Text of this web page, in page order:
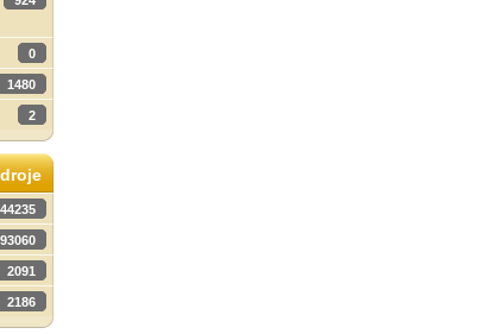
0
1480
2
44235
93060
2091
2186